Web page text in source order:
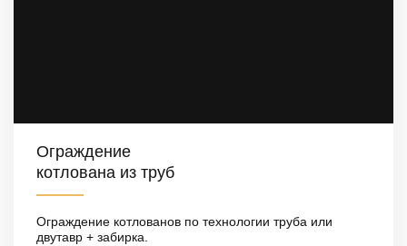
Ограждение
котлована из труб
Ограждение котлованов по технологии труба или
двутавр + забирка.